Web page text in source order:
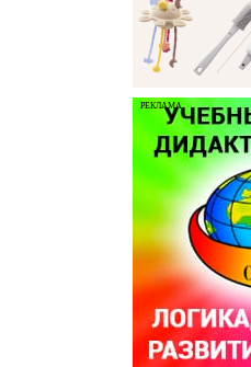
РЕКЛАМА